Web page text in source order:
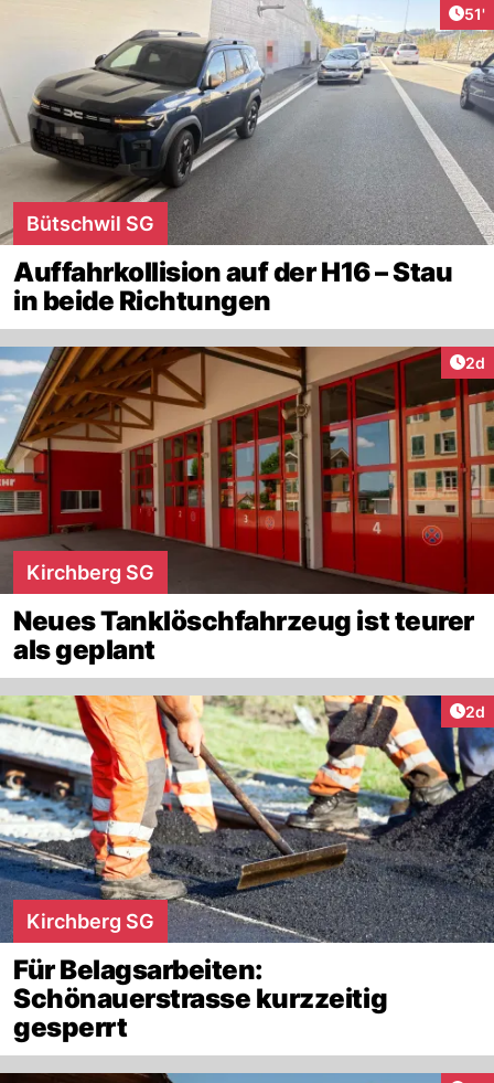
51'
Bütschwil SG
Auffahrkollision auf der H16 – Stau
in beide Richtungen
2d
Kirchberg SG
Neues Tanklöschfahrzeug ist teurer
als geplant
2d
Kirchberg SG
Für Belagsarbeiten:
Schönauerstrasse kurzzeitig
gesperrt